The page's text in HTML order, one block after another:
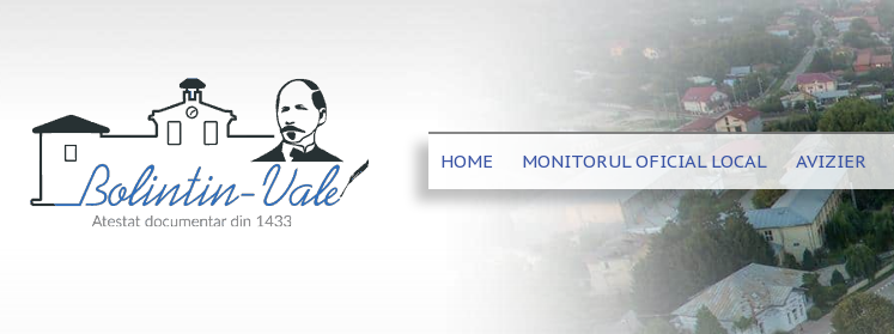
HOME MONITORUL OFICIAL LOCAL AVIZIER